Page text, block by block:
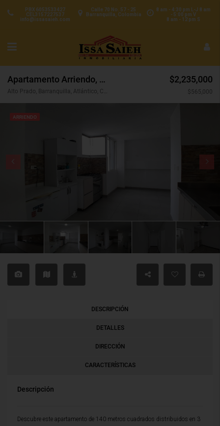
8 am - 4:30 pm L-J 8 am
- 5:00 pm V
8 am - 12 pm S
Calle 70 No. 57 - 25
Barranquilla, Colombia
PBX 6053533427
CEL3157227537
info@issasaieh.com
Apartamento Arriendo, Alto Prado, Barranquilla (31633)
Alto Prado, Barranquilla, Atlántico, Colombia
$2,235,000
$565,000
ARRIENDO
DESCRIPCIÓN
DETALLES
DIRECCIÓN
CARACTERÍSTICAS
Descripción
Descubre este apartamento de 140 metros cuadrados distribuidos en 3